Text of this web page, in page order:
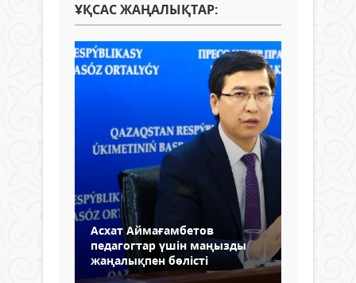
ҰҚСАС ЖАҢАЛЫҚТАР:
Асхат Аймағамбетов
педагогтар үшін маңызды
жаңалықпен бөлісті